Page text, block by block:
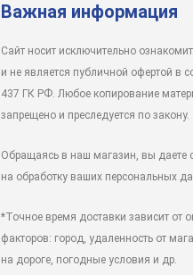
Важная информация
Сайт носит исключительно
и не является публичной офертой в
437 ГК РФ. Любое копирование
запрещено и преследуется по закону.
Обращаясь в наш магазин, вы даете
на обработку ваших персональных
*Точное время доставки зависит от
факторов: город, удаленность от
на дороге, погодные условия и др.